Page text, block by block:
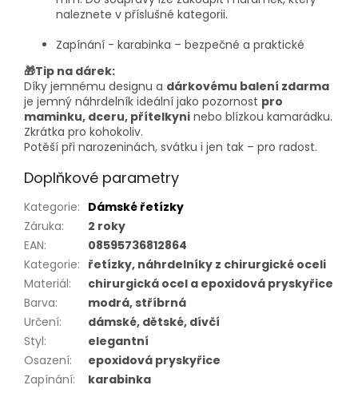
naleznete v příslušné kategorii.
Zapínání - karabinka – bezpečné a praktické
🎁Tip na dárek:
Díky jemnému designu a dárkovému balení zdarma
je jemný náhrdelník ideální jako pozornost pro
maminku, dceru, přítelkyni nebo blízkou kamarádku.
Zkrátka pro kohokoliv.
Potěší při narozeninách, svátku i jen tak – pro radost.
Doplňkové parametry
Kategorie: Dámské řetízky
Záruka:
2 roky
EAN:
08595736812864
Kategorie: řetízky, náhrdelníky z chirurgické oceli
Materiál:
chirurgická ocel a epoxidová pryskyřice
Barva:
modrá, stříbrná
Určení:
dámské, dětské, dívčí
Styl:
elegantní
Osazení:
epoxidová pryskyřice
Zapínání: karabinka